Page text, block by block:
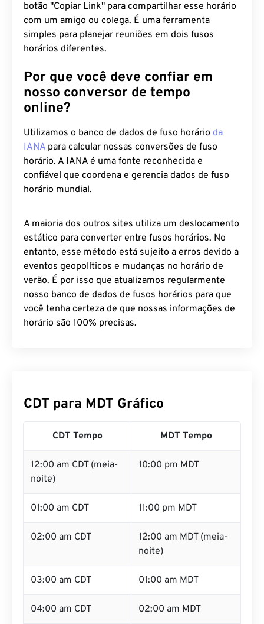
botão "Copiar Link" para compartilhar esse horário
com um amigo ou colega. É uma ferramenta
simples para planejar reuniões em dois fusos
horários diferentes.
Por que você deve confiar em
nosso conversor de tempo
online?
Utilizamos o banco de dados de fuso horário da
IANA para calcular nossas conversões de fuso
horário. A IANA é uma fonte reconhecida e
confiável que coordena e gerencia dados de fuso
horário mundial.
A maioria dos outros sites utiliza um deslocamento
estático para converter entre fusos horários. No
entanto, esse método está sujeito a erros devido a
eventos geopolíticos e mudanças no horário de
verão. É por isso que atualizamos regularmente
nosso banco de dados de fusos horários para que
você tenha certeza de que nossas informações de
horário são 100% precisas.
CDT para MDT Gráfico
CDT Tempo MDT Tempo
12:00 am CDT (meia-
noite)
10:00 pm MDT
01:00 am CDT 11:00 pm MDT
02:00 am CDT
12:00 am MDT (meia-
noite)
03:00 am CDT 01:00 am MDT
04:00 am CDT 02:00 am MDT